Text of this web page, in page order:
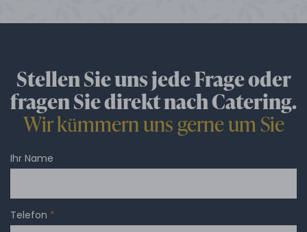
Stellen Sie uns jede Frage oder
fragen Sie direkt nach Catering.
Wir kümmern uns gerne um Sie
Ihr Name
Telefon *